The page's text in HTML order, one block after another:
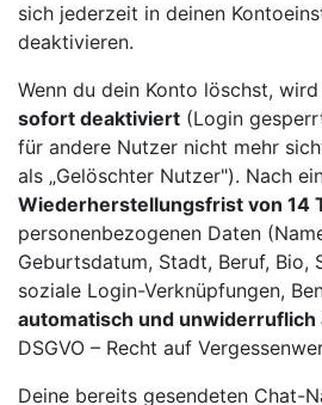
sich jederzeit in deinen
deaktivieren.
Wenn du dein Konto löschst,
sofort deaktiviert (Login
für andere Nutzer nicht mehr
als „Gelöschter Nutzer"). Nach
Wiederherstellungsfrist von 14
personenbezogenen Daten
Geburtsdatum, Stadt, Beruf, Bio,
soziale Login-Verknüpfungen,
automatisch und
DSGVO – Recht auf
Deine bereits gesendeten Chat-